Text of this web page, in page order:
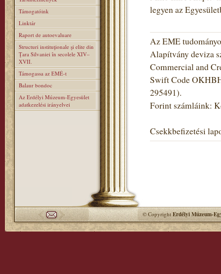
Támogatóink
Linktár
Raport de autoevaluare
Structuri instituţionale şi elite din
Ţara Silvaniei în secolele XIV–
XVII.
Támogassa az EMÉ-t
Balaur bondoc
Az Erdélyi Múzeum-Egyesület
adatkezelési irányelvei
legyen az
Az EME
Alapítvány deviza
Commercial and
Swift Code
295491).
Forint számláink:
Csekkbefizetési
© CopyrightErdélyi Múzeum-